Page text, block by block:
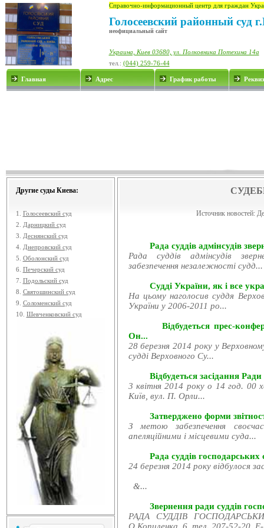
Справочно-информационный центр для граждан
Голосеевский районный суд
неофициальный сайт
Украина, Киев 03680, ул. Полковника Потехина 14а
тел.: (044) 259-76-44
Главная Адрес График работы
Другие суды Киева:
1. Голосеевский суд
2.
Дарницкий суд
3.
Деснянский суд
4. Днепровский суд
5. Оболонский суд
6. Печерский суд
7. Подольский суд
8. Святошинский суд
9. Соломенский суд
10. Шевченковский суд
Источник новостей:
Рада суддів адмінсудів
Рада суддів адмінсудів
забезпечення незалежності судд...
Судді України, як і все
На цьому наголосив суддя
України у 2006-2011 ро...
Відбудеться прес-
Он...
28 березня 2014 року у
судді Верховного Су...
Відбудеться засідання
3 квітня 2014 року о 14 год. 00
Київ, вул. П. Орли...
Затверджено форми
З метою забезпечення
апеляційними і місцевими суда...
Рада суддів господарських
24 березня 2014 року відбулося
&...
Звернення ради суддів
РАДА СУДДІВ